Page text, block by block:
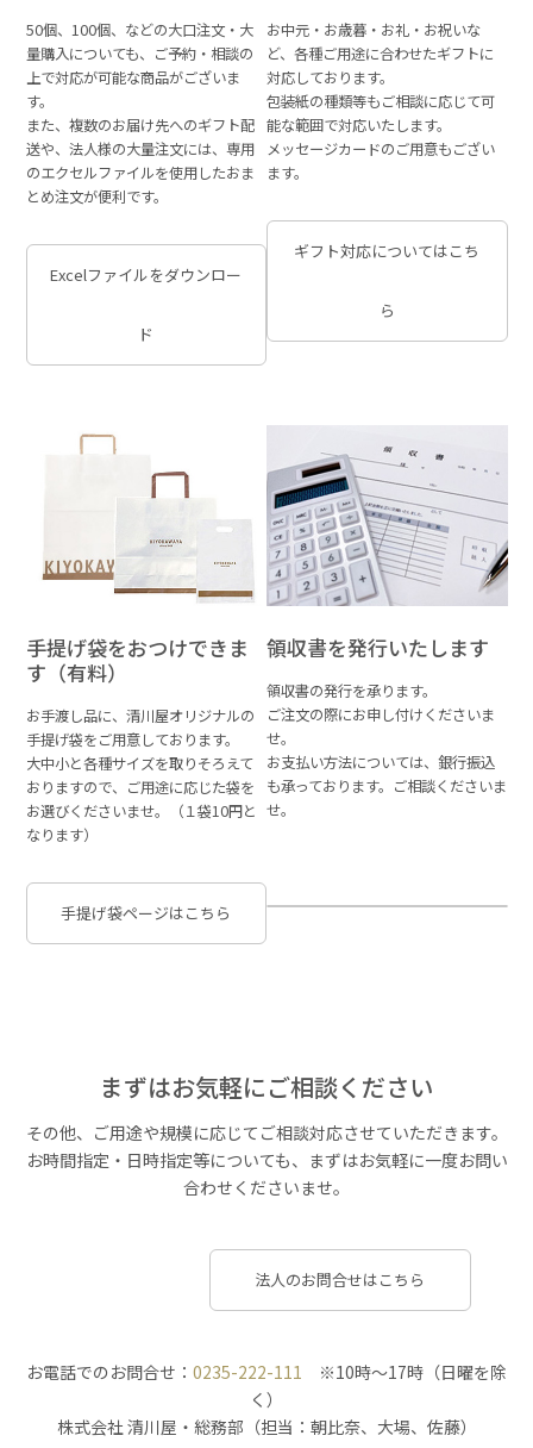
50個、100個、などの大口注文・大
量購入についても、ご予約・相談の
上で対応が可能な商品がございま
す。
また、複数のお届け先へのギフト配
送や、法人様の大量注文には、専用
のエクセルファイルを使用したおま
とめ注文が便利です。
Excelファイルをダウンロー
ド
お中元・お歳暮・お礼・お祝いな
ど、各種ご用途に合わせたギフトに
対応しております。
包装紙の種類等もご相談に応じて可
能な範囲で対応いたします。
メッセージカードのご用意もござい
ます。
ギフト対応についてはこち
ら
手提げ袋をおつけできま
す（有料）
お手渡し品に、清川屋オリジナルの
手提げ袋をご用意しております。
大中小と各種サイズを取りそろえて
おりますので、ご用途に応じた袋を
お選びくださいませ。（１袋10円と
なります）
手提げ袋ページはこちら
領収書を発行いたします
領収書の発行を承ります。
ご注文の際にお申し付けくださいま
せ。
お支払い方法については、銀行振込
も承っております。ご相談くださいま
せ。
まずはお気軽にご相談ください
その他、ご用途や規模に応じてご相談対応させていただきます。
お時間指定・日時指定等についても、まずはお気軽に一度お問い
合わせくださいませ。
法人のお問合せはこちら
お電話でのお問合せ： 0235-222-111
※10時～17時（日曜を除
く）
株式会社 清川屋・総務部（担当：朝比奈、大場、佐藤）